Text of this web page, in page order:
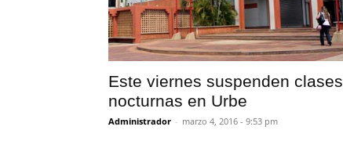
Este viernes suspenden clases
nocturnas en Urbe
Administrador - marzo 4, 2016 - 9:53 pm